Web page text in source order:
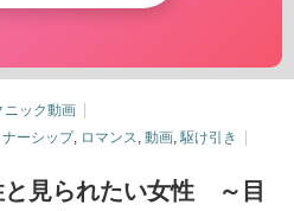
ニック動画
ーシップ, ロマンス 動画 駆け引き
と見られたい女性 ～目